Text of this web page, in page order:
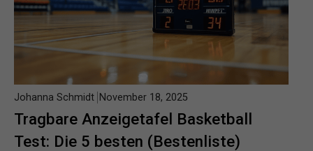
Tragbare Anzeigetafel Basketball
Test: Die 5 besten (Bestenliste)
Johanna Schmidt November 18, 2025